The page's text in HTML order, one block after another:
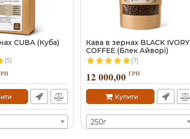
CUBA (Куба)
(5)
Кава в зернах BLACK IVORY
COFFEE (Блек Айворі)
(7)
12 000,00 ГРН
Купити
250г